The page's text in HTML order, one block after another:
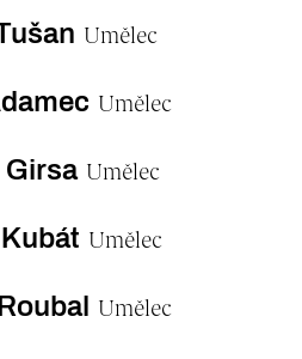
Umělec
Umělec
Girsa Umělec
Umělec
Umělec